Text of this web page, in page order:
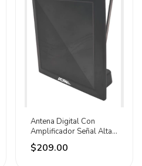
Antena Digital Con
Amplificador Señal Alta
Definición Adir
$209.00